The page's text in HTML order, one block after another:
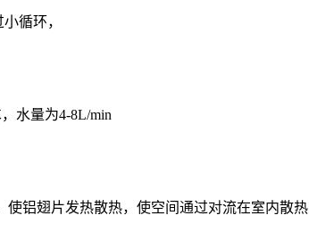
循环，
水量为4-8L/min
铝翅片发热散热，使空间通过对流在室内散热